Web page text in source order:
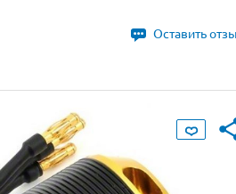
Оставить